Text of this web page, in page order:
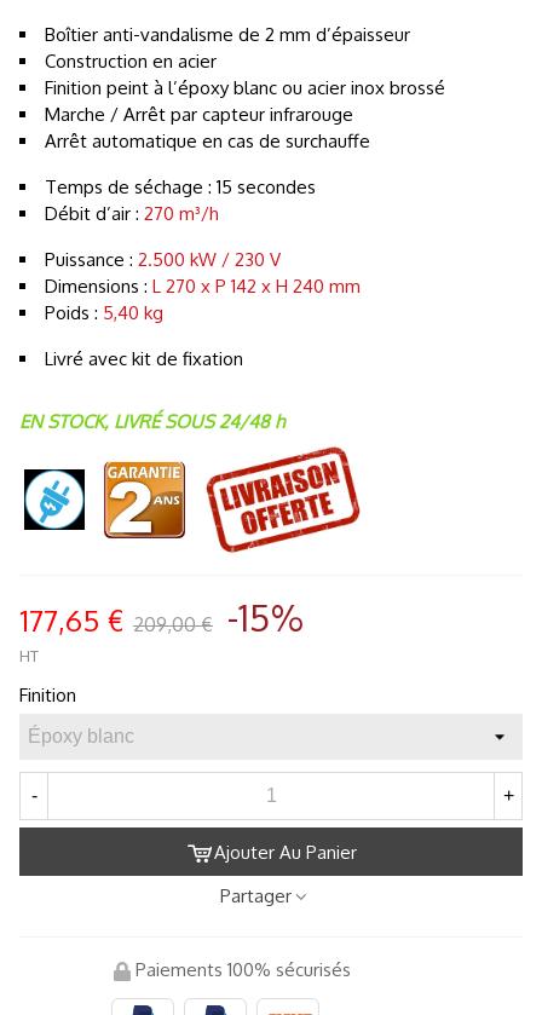
Boîtier anti-vandalisme de 2 mm d’épaisseur
Construction en acier
Finition peint à l’époxy blanc ou acier inox brossé
Marche / Arrêt par capteur infrarouge
Arrêt automatique en cas de surchauffe
Temps de séchage : 15 secondes
Débit d’air : 270 m³/h
Puissance : 2.500 kW / 230 V
Dimensions : L 270 x P 142 x H 240 mm
Poids : 5,40 kg
Livré avec kit de fixation
EN STOCK, LIVRÉ SOUS 24/48 h
177,65 € 209,00 € -15%
HT
Finition
- +
Ajouter Au Panier
Partager
Paiements 100% sécurisés